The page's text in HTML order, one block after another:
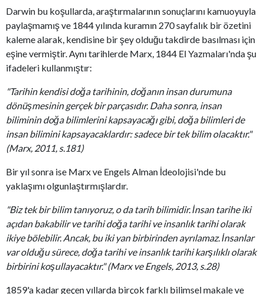
Darwin bu koşullarda, araştırmalarının sonuçlarını kamuoyuyla
paylaşmamış ve 1844 yılında kuramın 270 sayfalık bir özetini
kaleme alarak, kendisine bir şey olduğu takdirde basılması için
eşine vermiştir. Aynı tarihlerde Marx, 1844 El Yazmaları'nda şu
ifadeleri kullanmıştır:
"Tarihin kendisi doğa tarihinin, doğanın insan durumuna
dönüşmesinin gerçek bir parçasıdır. Daha sonra, insan
biliminin doğa bilimlerini kapsayacağı gibi, doğa bilimleri de
insan bilimini kapsayacaklardır: sadece bir tek bilim olacaktır."
(Marx, 2011, s.181)
Bir yıl sonra ise Marx ve Engels Alman İdeolojisi'nde bu
yaklaşımı olgunlaştırmışlardır.
"Biz tek bir bilim tanıyoruz, o da tarih bilimidir. İnsan tarihe iki
açıdan bakabilir ve tarihi doğa tarihi ve insanlık tarihi olarak
ikiye bölebilir. Ancak, bu iki yan birbirinden ayrılamaz. İnsanlar
var olduğu sürece, doğa tarihi ve insanlık tarihi karşılıklı olarak
birbirini koşullayacaktır." (Marx ve Engels, 2013, s.28)
1859'a kadar geçen yıllarda birçok farklı bilimsel makale ve